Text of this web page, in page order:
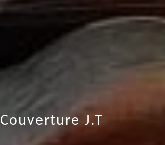
Couverture J.T